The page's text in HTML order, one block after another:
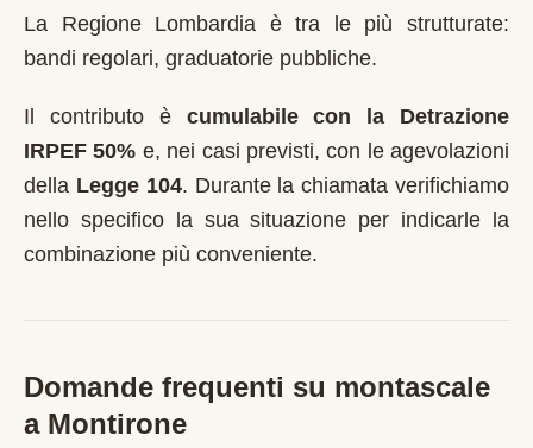
La Regione Lombardia è tra le più strutturate:
bandi regolari, graduatorie pubbliche.
Il contributo è cumulabile con la Detrazione
IRPEF 50% e, nei casi previsti, con le agevolazioni
della Legge 104. Durante la chiamata verifichiamo
nello specifico la sua situazione per indicarle la
combinazione più conveniente.
Domande frequenti su montascale
a Montirone